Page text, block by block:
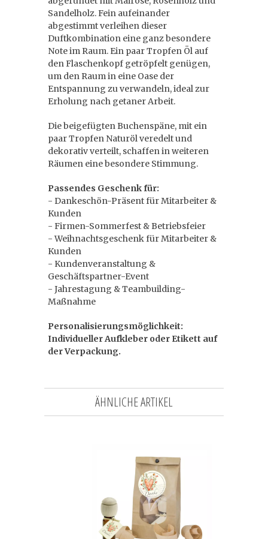
Sandelholz. Fein aufeinander
abgestimmt verleihen dieser
Duftkombination eine ganz besondere
Note im Raum. Ein paar Tropfen Öl auf
den Flaschenkopf getröpfelt genügen,
um den Raum in eine Oase der
Entspannung zu verwandeln, ideal zur
Erholung nach getaner Arbeit.
Die beigefügten Buchenspäne, mit ein
paar Tropfen Naturöl veredelt und
dekorativ verteilt, schaffen in weiteren
Räumen eine besondere Stimmung.
Passendes Geschenk für:
- Dankeschön-Präsent für Mitarbeiter &
Kunden
- Firmen-Sommerfest & Betriebsfeier
- Weihnachtsgeschenk für Mitarbeiter &
Kunden
- Kundenveranstaltung &
Geschäftspartner-Event
- Jahrestagung & Teambuilding-
Maßnahme
Personalisierungsmöglichkeit:
Individueller Aufkleber oder Etikett auf
der Verpackung.
ÄHNLICHE ARTIKEL